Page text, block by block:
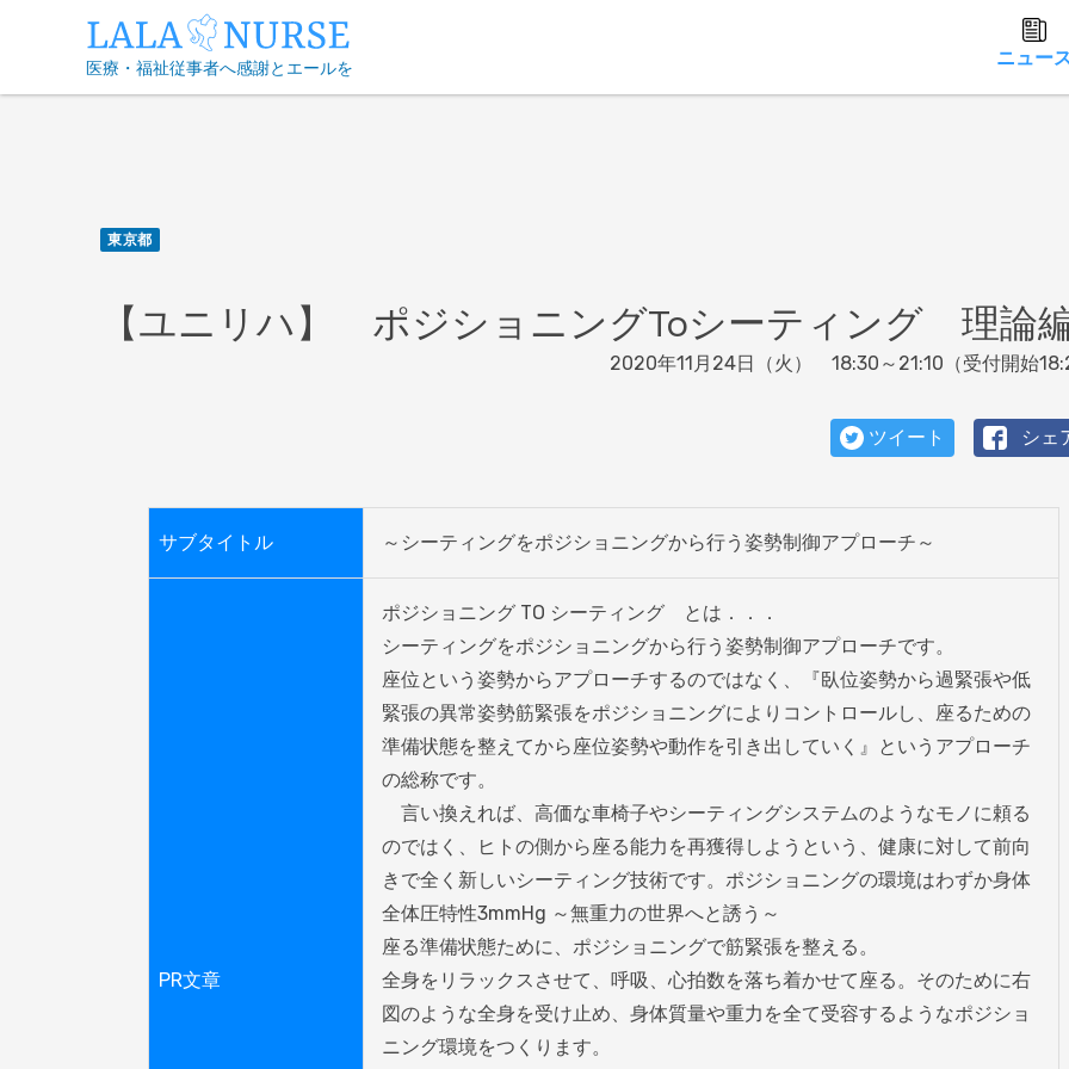
医療・福祉従事者へ感謝とエールを ニュー
東京都
【ユニリハ】 ポジショニングToシーティング 理論
2020年11月24日（火） 18:30～21:10（受付開始
ツイート シェ
サブタイトル ～シーティングをポジショニングから行う姿勢制御アプローチ～
PR文章
ポジショニング TO シーティング　とは．．．
シーティングをポジショニングから行う姿勢制御アプローチです。
座位という姿勢からアプローチするのではなく、『臥位姿勢から過緊張や低
緊張の異常姿勢筋緊張をポジショニングによりコントロールし、座るための
準備状態を整えてから座位姿勢や動作を引き出していく』というアプローチ
の総称です。
言い換えれば、高価な車椅子やシーティングシステムのようなモノに頼る
のではく、ヒトの側から座る能力を再獲得しようという、健康に対して前向
きで全く新しいシーティング技術です。ポジショニングの環境はわずか身体
全体圧特性3mmHg ～無重力の世界へと誘う～
座る準備状態ために、ポジショニングで筋緊張を整える。
全身をリラックスさせて、呼吸、心拍数を落ち着かせて座る。そのために右
図のような全身を受け止め、身体質量や重力を全て受容するようなポジショ
ニング環境をつくります。